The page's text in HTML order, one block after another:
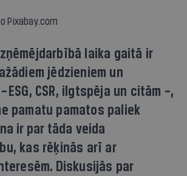
Pixabay.com
laika gaitā ir
jēdzieniem un
ESG, CSR, ilgtspēja un citām –,
pamatu pamatos paliek
ir par tāda veida
kas rēķinās arī ar
Diskusijās par